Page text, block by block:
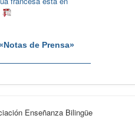
de Prensa»
Enseñanza Bilingüe